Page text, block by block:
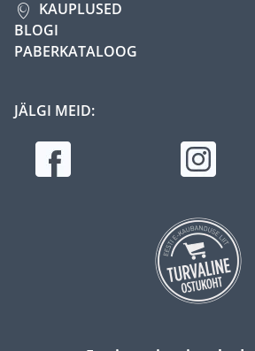
KAUPLUSED
BLOGI
PABERKATALOOG
JÄLGI MEID: